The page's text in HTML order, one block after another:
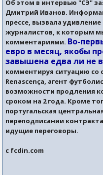
Об этом в интервью "СЭ"
Дмитрий Иванов.
прессе, вызвала удивление
журналистов, к которым
комментариями. Во-
евро в месяц, якобы
завышена едва ли не
комментируя ситуацию
Renascença, агент
возможности продления
сроком на 2 года. Кроме
португальская
переподписании
идущие переговоры.
с fcdin.com